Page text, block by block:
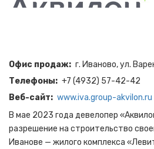
Офис продаж
г. Иваново, ул.
Телефоны
+7 (4932) 57-42-42
Веб-сайт
www.iva.group-akvilon.ru
В мае 2023 года девелопер
разрешение на строительство
Иванове — жилого комплекса